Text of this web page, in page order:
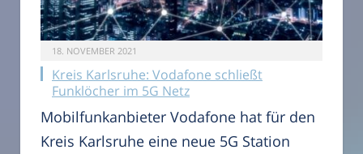
18. NOVEMBER 2021
Kreis Karlsruhe: Vodafone schließt
Funklöcher im 5G Netz
Mobilfunkanbieter Vodafone hat für den
Kreis Karlsruhe eine neue 5G Station